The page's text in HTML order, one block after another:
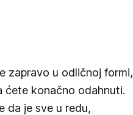
zapravo u odličnoj formi,
ćete konačno odahnuti.
da je sve u redu,